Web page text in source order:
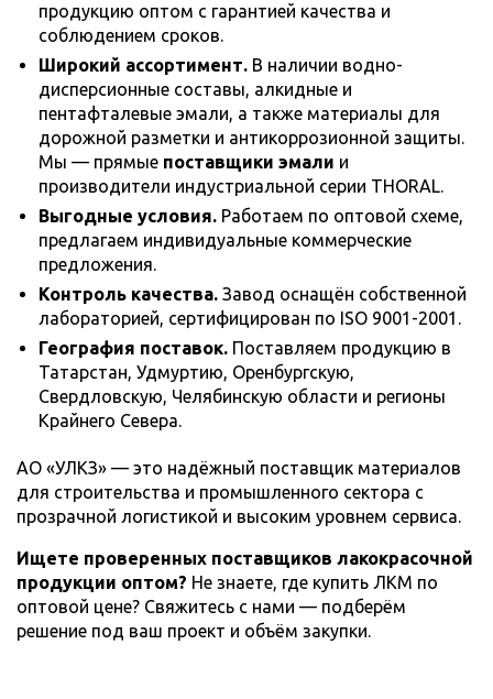
продукцию оптом с гарантией качества и
соблюдением сроков.
Широкий ассортимент. В наличии водно-
дисперсионные составы, алкидные и
пентафталевые эмали, а также материалы для
дорожной разметки и антикоррозионной защиты.
Мы — прямые поставщики эмали и
производители индустриальной серии THORAL.
Выгодные условия. Работаем по оптовой схеме,
предлагаем индивидуальные коммерческие
предложения.
Контроль качества. Завод оснащён собственной
лабораторией, сертифицирован по ISO 9001-2001.
География поставок. Поставляем продукцию в
Татарстан, Удмуртию, Оренбургскую,
Свердловскую, Челябинскую области и регионы
Крайнего Севера.
АО «УЛКЗ» — это надёжный поставщик материалов
для строительства и промышленного сектора с
прозрачной логистикой и высоким уровнем сервиса.
Ищете проверенных поставщиков лакокрасочной
продукции оптом? Не знаете, где купить ЛКМ по
оптовой цене? Свяжитесь с нами — подберём
решение под ваш проект и объём закупки.